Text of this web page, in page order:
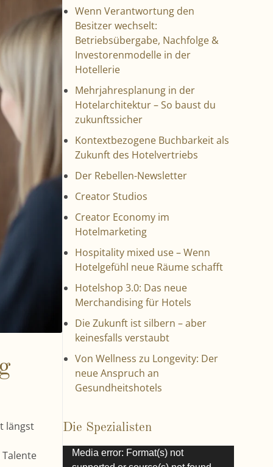
längst
Wenn Verantwortung den
Besitzer wechselt:
Betriebsübergabe, Nachfolge &
Investorenmodelle in der
Hotellerie
Mehrjahresplanung in der
Hotelarchitektur – So baust du
zukunftssicher
Kontextbezogene Buchbarkeit als
Zukunft des Hotelvertriebs
Der Rebellen-Newsletter
Creator Studios
Creator Economy im
Hotelmarketing
Hospitality mixed use – Wenn
Hotelgefühl neue Räume schafft
Hotelshop 3.0: Das neue
Merchandising für Hotels
Die Zukunft ist silbern – aber
keinesfalls verstaubt
Von Wellness zu Longevity: Der
neue Anspruch an
Gesundheitshotels
Die Spezialisten
Media error: Format(s) not